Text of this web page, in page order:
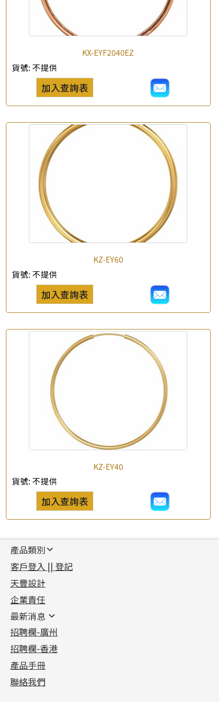
產品查詢 ×
公司名稱
*e-mail
*聯絡電話
查詢以下產品
KX-EYF2040EZ
貨號: 不提供
加入查詢表
KZ-EY60
貨號: 不提供
加入查詢表
KZ-EY40
貨號: 不提供
加入查詢表
產品類別
新產品
足金系列
足金配件
機織鏈系列
珠仔鏈
镶口链
管狀網鏈
十字車花鏈系列
十字閃O鏈系列
十字錘打鏈系列
側身車花鏈系列
側身鏈系列
首飾配件
耳環類配件
卷迫系列
螺絲迫系列
梅花迫系列
平臺迫系列
綫拍系列
美拍系列
鏈類配件
動感車花吊墜
調節珠系列
生圈扣系列
龍蝦扣系列
鴨俐制系列
其他類配件
珠盤系列
袖口鈕系列
焊片及鐳射綫
空心車花管
珠類配件
無孔光身珠
空心光身珠
無孔批花珠
鑲口類
四爪頭系列
六爪頭系列
車花片
動感車花片
鑲口戒指
鑲口手鏈系列
首飾系列
手镯系列
戒指系列
空心耳環
空心车花管首饰链
空心手鐲系列
貴金屬原料
千足金
記憶金屬系列
記憶戒指
拉簧珠珠手鏈
記憶鈦手鐲
客戶登入 || 登記
天豐設計
企業責任
最新消息
最新消息
各項證書(2)
相片集(9)
展覽會資訊
最新產品資訊
招聘欄-廣州
招聘欄-香港
產品手冊
聯絡我們